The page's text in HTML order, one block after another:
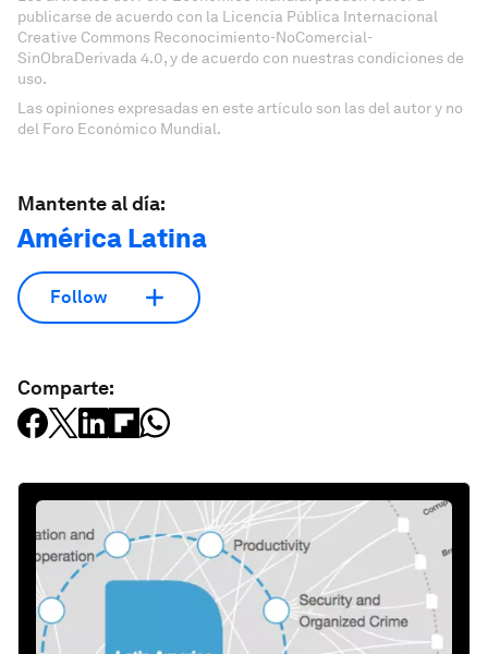
publicarse de acuerdo con la Licencia Pública Internacional
Creative Commons Reconocimiento-NoComercial-
SinObraDerivada 4.0, y de acuerdo con nuestras condiciones de
uso.
Las opiniones expresadas en este artículo son las del autor y no
del Foro Económico Mundial.
Mantente al día:
América Latina
Follow
Comparte: